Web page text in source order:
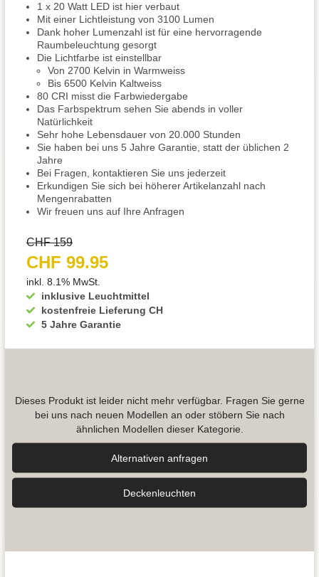
1 x 20 Watt LED ist hier verbaut
Mit einer Lichtleistung von 3100 Lumen
Dank hoher Lumenzahl ist für eine hervorragende
Raumbeleuchtung gesorgt
Die Lichtfarbe ist einstellbar
Von 2700 Kelvin in Warmweiss
Bis 6500 Kelvin Kaltweiss
80 CRI misst die Farbwiedergabe
Das Farbspektrum sehen Sie abends in voller
Natürlichkeit
Sehr hohe Lebensdauer von 20.000 Stunden
Sie haben bei uns 5 Jahre Garantie, statt der üblichen 2
Jahre
Bei Fragen, kontaktieren Sie uns jederzeit
Erkundigen Sie sich bei höherer Artikelanzahl nach
Mengenrabatten
Wir freuen uns auf Ihre Anfragen
inklusive Leuchtmittel
kostenfreie Lieferung CH
5 Jahre Garantie
CHF 159
CHF 99.95
inkl. 8.1% MwSt.
Dieses Produkt ist leider nicht mehr verfügbar. Fragen Sie gerne
bei uns nach neuen Modellen an oder stöbern Sie nach
ähnlichen Modellen dieser Kategorie.
Alternativen anfragen
Decken­leuchten